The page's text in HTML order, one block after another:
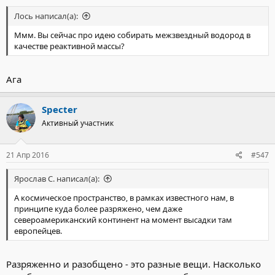
Лось написал(а):
Ммм. Вы сейчас про идею собирать межзвездный водород в
качестве реактивной массы?
Ага
Specter
Активный участник
21 Апр 2016 #547
Ярослав С. написал(а):
А космическое пространство, в рамках известного нам, в
принципе куда более разряжено, чем даже
североамериканский континент на момент высадки там
европейцев.
Разряженно и разобщено - это разные вещи. Насколько